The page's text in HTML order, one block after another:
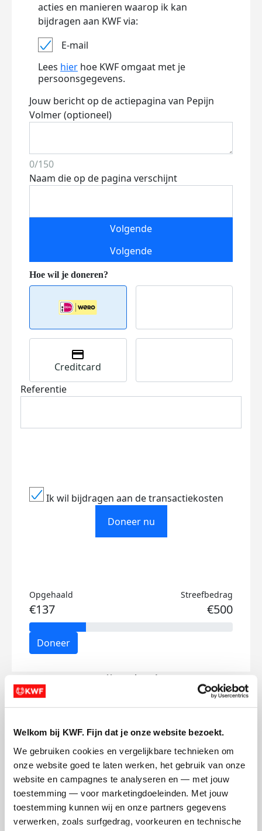
Welkom bij KWF. Fijn dat je onze website bezoekt.
We gebruiken cookies en vergelijkbare technieken om
onze website goed te laten werken, het gebruik van onze
website en campagnes te analyseren en — met jouw
toestemming — voor marketingdoeleinden. Met jouw
toestemming kunnen wij en onze partners gegevens
verwerken, zoals surfgedrag, voorkeuren en technische
acties en manieren waarop ik kan
bijdragen aan KWF via:
E-mail
Lees hier hoe KWF omgaat met je
persoonsgegevens.
Jouw bericht op de actiepagina van Pepijn
Volmer (optioneel)
0/150
Naam die op de pagina verschijnt
Volgende
Volgende
Creditcard
Referentie
Ik wil bijdragen aan de transactiekosten
Doneer nu
Opgehaald
€137
Streefbedrag
€500
Doneer
Pepijn's badges